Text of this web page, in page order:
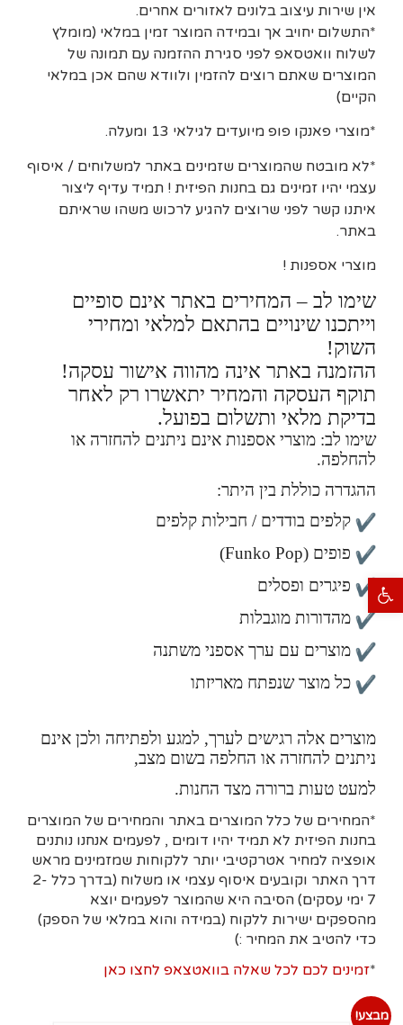
פתח סרגל נגישות
אין שירות עיצוב בלונים לאזורים אחרים.
*התשלום יחויב אך ובמידה המוצר זמין במלאי (מומלץ
לשלוח וואטסאפ לפני סגירת ההזמנה עם תמונה של
המוצרים שאתם רוצים להזמין ולוודא שהם אכן במלאי
הקיים)
*מוצרי פאנקו פופ מיועדים לגילאי 13 ומעלה.
*לא מובטח שהמוצרים שזמינים באתר למשלוחים / איסוף
עצמי יהיו זמינים גם בחנות הפיזית ! תמיד עדיף ליצור
איתנו קשר לפני שרוצים להגיע לרכוש משהו שראיתם
באתר.
מוצרי אספנות !
שימו לב – המחירים באתר אינם סופיים
וייתכנו שינויים בהתאם למלאי ומחירי
השוק!
ההזמנה באתר אינה מהווה אישור עסקה!
תוקף העסקה והמחיר יתאשרו רק לאחר
בדיקת מלאי ותשלום בפועל.
שימו לב: מוצרי אספנות אינם ניתנים להחזרה או
להחלפה.
ההגדרה כוללת בין היתר:
קלפים בודדים / חבילות קלפים
פופים (Funko Pop)
פיגרים ופסלים
מהדורות מוגבלות
מוצרים עם ערך אספני משתנה
כל מוצר שנפתח מאריזתו
מוצרים אלה רגישים לערך, למגע ולפתיחה ולכן אינם
ניתנים להחזרה או החלפה בשום מצב,
למעט טעות ברורה מצד החנות.
*המחירים של כלל המוצרים באתר והמחירים של המוצרים
בחנות הפיזית לא תמיד יהיו דומים , לפעמים אנחנו נותנים
אופציה למחיר אטרקטיבי יותר ללקוחות שמזמינים מראש
דרך האתר וקובעים איסוף עצמי או משלוח (בדרך כלל 2-
7 ימי עסקים)
הסיבה היא שהמוצר לפעמים יוצא
מהספקים ישירות ללקוח (במידה והוא במלאי של הספק)
כדי להטיב את המחיר :)
*זמינים לכם לכל שאלה בוואטצאפ לחצו כאן
מבצע!